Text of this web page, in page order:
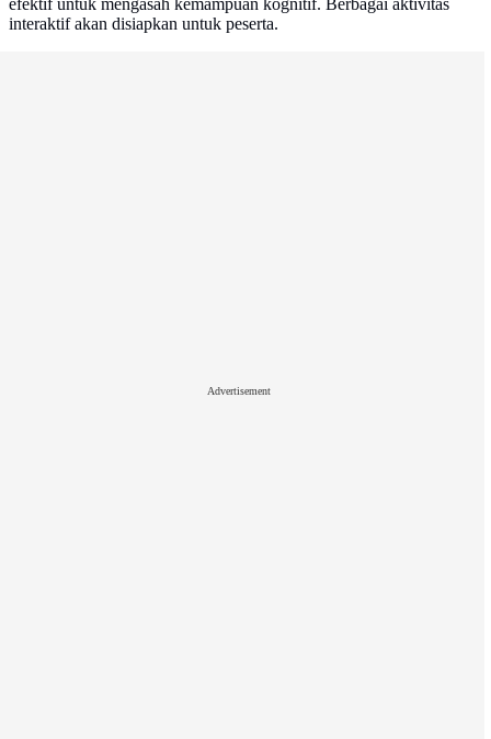
efektif untuk mengasah kemampuan kognitif. Berbagai aktivitas
interaktif akan disiapkan untuk peserta.
Advertisement